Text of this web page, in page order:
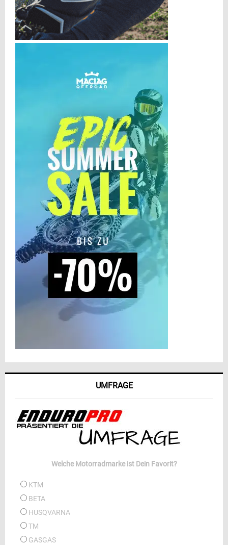
UMFRAGE
Welche Motorradmarke ist Dein Favorit?
KTM
BETA
HUSQVARNA
TM
GASGAS